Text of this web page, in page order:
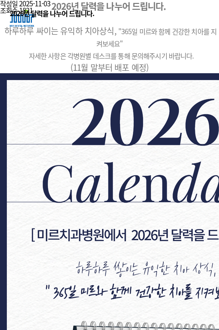
2026년 달력을 나누어 드립니다.
작성일 2025-11-03
조회수1821 2026년 달력을 나누어 드립니다.
하루하루 싸이는 유익하 치아상식, "365일 미르와 함께 건강한 치아를 지
켜보세요"
자세한 사항은 각병원별 데스크를 통해 문의해주시기 바랍니다.
(11월 말부터 배포 예정)